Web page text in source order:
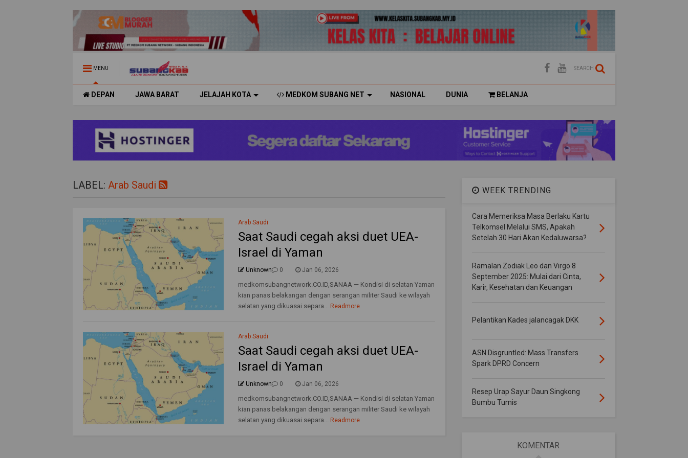
MENU SEARCH
DEPAN JAWA BARAT JELAJAH KOTA MEDKOM SUBANG NET NASIONAL DUNIA BELANJA
LABEL: Arab Saudi
Arab Saudi
Saat Saudi cegah aksi duet UEA-
Israel di Yaman
Unknown 0 Jan 06, 2026
medkomsubangnetwork.CO.ID,SANAA — Kondisi di selatan Yaman
kian panas belakangan dengan serangan militer Saudi ke wilayah
selatan yang dikuasai separa... Readmore
Arab Saudi
Saat Saudi cegah aksi duet UEA-
Israel di Yaman
Unknown 0 Jan 06, 2026
medkomsubangnetwork.CO.ID,SANAA — Kondisi di selatan Yaman
kian panas belakangan dengan serangan militer Saudi ke wilayah
selatan yang dikuasai separa... Readmore
WEEK TRENDING
Cara Memeriksa Masa Berlaku Kartu
Telkomsel Melalui SMS, Apakah
Setelah 30 Hari Akan Kedaluwarsa?
Ramalan Zodiak Leo dan Virgo 8
September 2025: Mulai dari Cinta,
Karir, Kesehatan dan Keuangan
Pelantikan Kades jalancagak DKK
ASN Disgruntled: Mass Transfers
Spark DPRD Concern
Resep Urap Sayur Daun Singkong
Bumbu Tumis
KOMENTAR